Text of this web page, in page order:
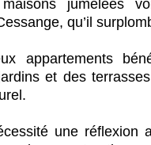
jumelées
qu’il
appartements
et des
une réflexion